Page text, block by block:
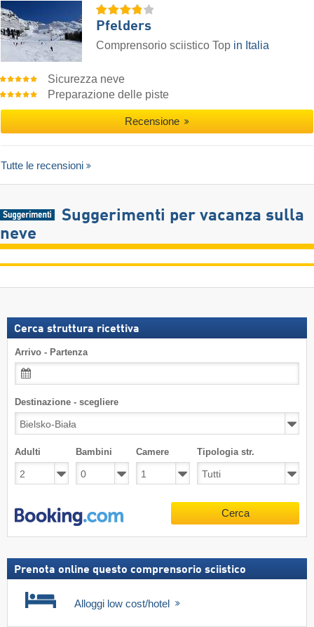
Pfelders
Comprensorio sciistico Top in Italia
Sicurezza neve
Preparazione delle piste
Recensione
Tutte le recensioni
Suggerimenti per vacanza sulla
neve
Cerca struttura ricettiva
Arrivo - Partenza
Destinazione - scegliere
Adulti Bambini Camere Tipologia str.
Cerca
Prenota online questo comprensorio sciistico
Alloggi low cost/hotel